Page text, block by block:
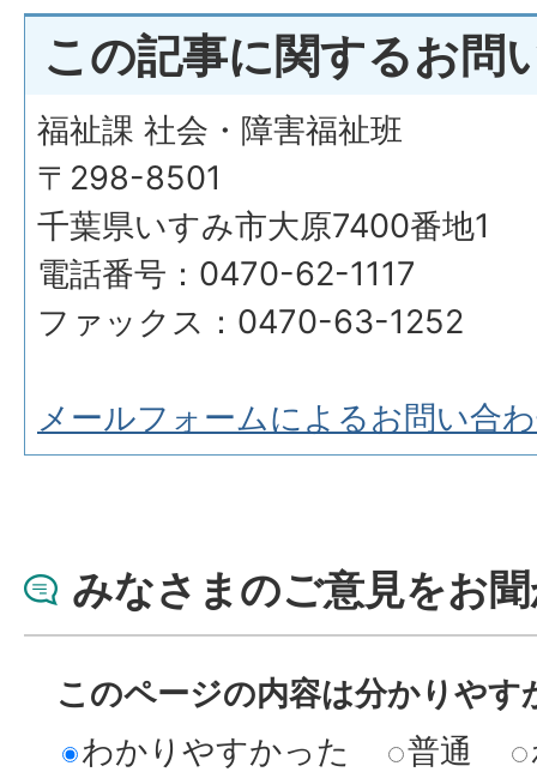
この記事に関するお問
福祉課 社会・障害福祉班
〒298-8501
千葉県いすみ市大原7400番地1
電話番号：0470-62-1117
ファックス：0470-63-1252
メールフォームによるお問い合
みなさまのご意見をお
このページの内容は分かりやす
わかりやすかった
普通